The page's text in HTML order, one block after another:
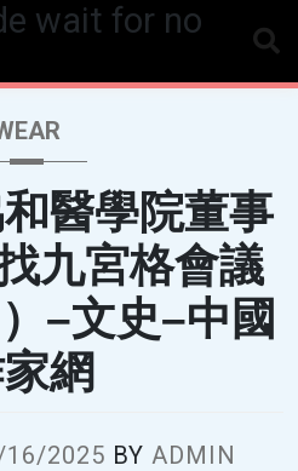
wait for no
醫學院董事
九宮格會議
–文史–中國
網
16/2025 BY ADMIN